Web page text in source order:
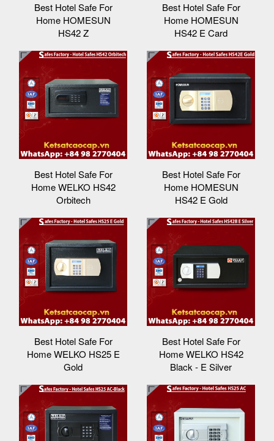
Best Hotel Safe For
Home HOMESUN
HS42 Z
Best Hotel Safe For
Home HOMESUN
HS42 E Card
Best Hotel Safe For
Home WELKO HS42
Orbitech
Best Hotel Safe For
Home HOMESUN
HS42 E Gold
Best Hotel Safe For
Home WELKO HS25 E
Gold
Best Hotel Safe For
Home WELKO HS42
Black - E Silver